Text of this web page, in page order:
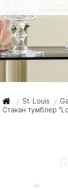
/ St. Louis /
Стакан тумблер